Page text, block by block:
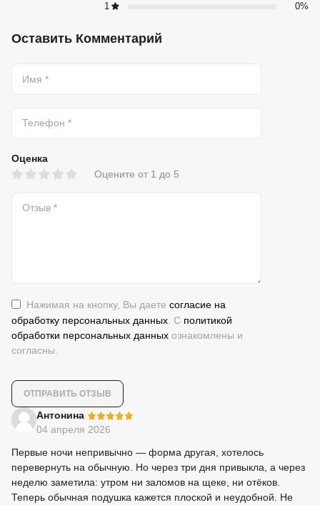
1
0%
Оставить Комментарий
Оценка
Оцените от 1 до 5
Нажимая на кнопку, Вы даете согласие на
обработку персональных данных . С политикой
обработки персональных данных ознакомлены и
согласны.
Антонина
04 апреля 2026
Первые ночи непривычно — форма другая, хотелось
перевернуть на обычную. Но через три дня привыкла, а через
неделю заметила: утром ни заломов на щеке, ни отёков.
Теперь обычная подушка кажется плоской и неудобной. Не